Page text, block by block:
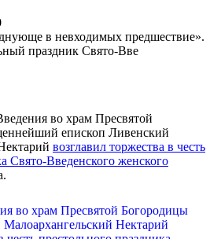
во храм Пресвятой
епископ Ливенский
возглавил торжества в честь
Свято-Введенского женского